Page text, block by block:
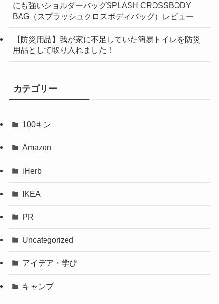
にも強いショルダーバッグSPLASH CROSSBODY
BAG（スプラッシュクロスボディバッグ）レビュー
【防災用品】我が家に不足していた簡易トイレを防災
用品として取り入れました！
カテゴリー
100キン
Amazon
iHerb
IKEA
PR
Uncategorized
アイデア・学び
キャンプ